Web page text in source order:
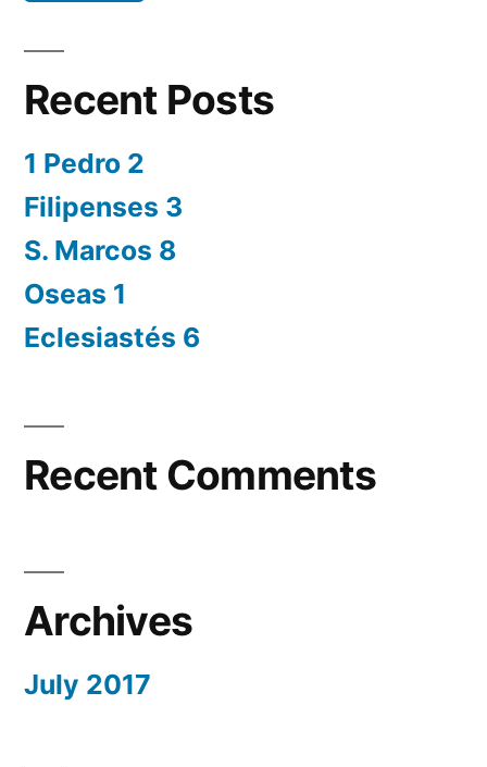
Recent Posts
1 Pedro 2
Filipenses 3
S. Marcos 8
Oseas 1
Eclesiastés 6
Recent Comments
Archives
July 2017